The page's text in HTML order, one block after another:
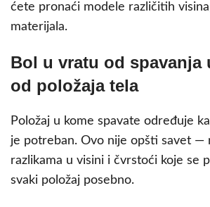
ćete pronaći modele različitih
materijala.
Bol u vratu od spavanja
od položaja tela
Položaj u kome spavate određuje
je potreban. Ovo nije opšti savet —
razlikama u visini i čvrstoći koje se
svaki položaj posebno.